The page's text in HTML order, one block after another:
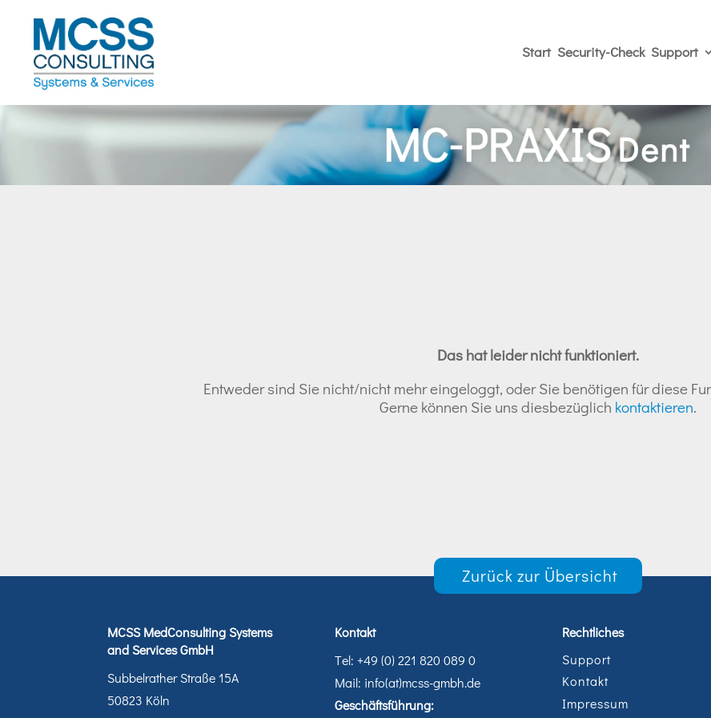
Start Security-Check Support
Das hat leider nicht funktioniert.
Entweder sind Sie nicht/nicht mehr eingeloggt, oder Sie benötigen für diese
Gerne können Sie uns diesbezüglich kontaktieren.
Zurück zur Übersicht
MCSS MedConsulting Systems
and Services GmbH
Subbelrather Straße 15A
50823 Köln
Kontakt
Tel: +49 (0) 221 820 089 0
Mail: info(at)mcss-gmbh.de
Geschäftsführung:
Rechtliches
Support
Kontakt
Impressum